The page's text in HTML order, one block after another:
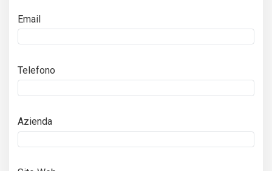
Email
Telefono
Azienda